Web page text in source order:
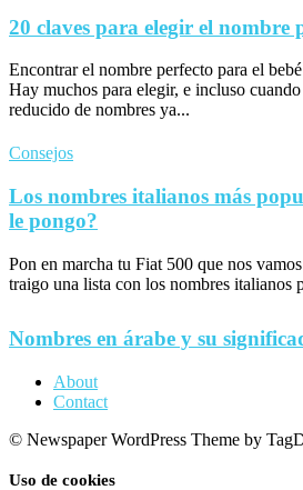
20 claves para elegir el nombre
Encontrar el nombre perfecto para el
Hay muchos para elegir, e incluso
reducido de nombres ya...
Consejos
Los nombres italianos más
le pongo?
Pon en marcha tu Fiat 500 que nos
traigo una lista con los nombres italianos
Nombres en árabe y su
About
Contact
© Newspaper WordPress Theme by
Uso de cookies